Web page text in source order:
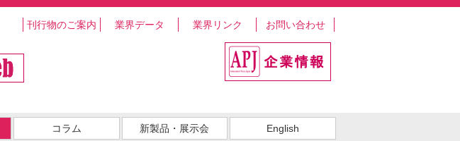
刊行物のご案内 業界データ 業界リンク お問い合わせ
コラム 新製品・展示会 English